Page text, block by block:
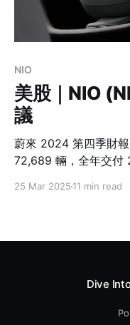
NIO
美股｜NIO
議
蔚來 2024 第四季財
72,689 輛，全年交付
25 Mar 2025 11 min read
Dive